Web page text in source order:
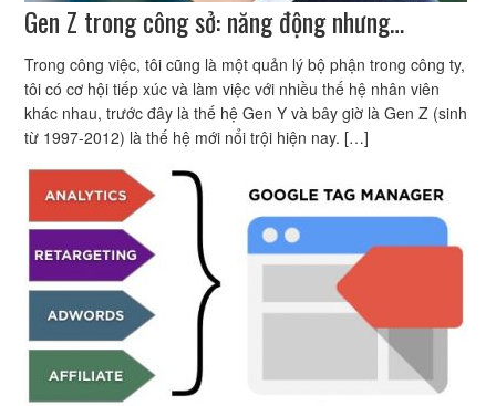
Gen Z trong công sở: năng động nhưng…
Trong công việc, tôi cũng là một quản lý bộ phận trong công ty,
tôi có cơ hội tiếp xúc và làm việc với nhiều thế hệ nhân viên
khác nhau, trước đây là thế hệ Gen Y và bây giờ là Gen Z (sinh
từ 1997-2012) là thế hệ mới nổi trội hiện nay. […]